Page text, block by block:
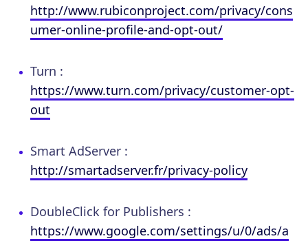
http://www.rubiconproject.com/privacy/cons
umer-online-profile-and-opt-out/
Turn :
https://www.turn.com/privacy/customer-opt-
out
Smart AdServer :
http://smartadserver.fr/privacy-policy
DoubleClick for Publishers :
https://www.google.com/settings/u/0/ads/a